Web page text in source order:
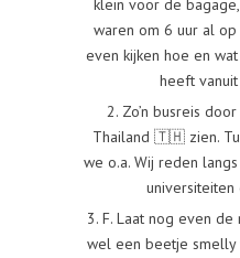
klein voor de
waren om 6 uur al
even kijken hoe en
heeft
2. Zo’n busreis
Thailand 🇹🇭 zien.
we o.a. Wij reden
3. F. Laat nog even
wel een beetje smelly